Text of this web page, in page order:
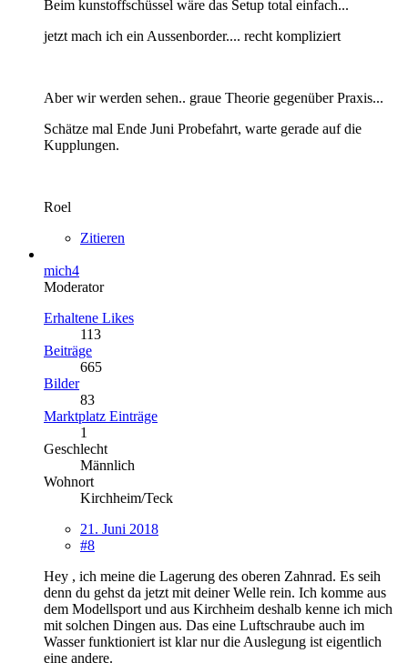
Beim kunstoffschüssel wäre das Setup total einfach...
jetzt mach ich ein Aussenborder.... recht kompliziert
Aber wir werden sehen.. graue Theorie gegenüber Praxis...
Schätze mal Ende Juni Probefahrt, warte gerade auf die
Kupplungen.
Roel
Zitieren
mich4
Moderator
Erhaltene Likes
113
Beiträge
665
Bilder
83
Marktplatz Einträge
1
Geschlecht
Männlich
Wohnort
Kirchheim/Teck
21. Juni 2018
#8
Hey , ich meine die Lagerung des oberen Zahnrad. Es seih
denn du gehst da jetzt mit deiner Welle rein. Ich komme aus
dem Modellsport und aus Kirchheim deshalb kenne ich mich
mit solchen Dingen aus. Das eine Luftschraube auch im
Wasser funktioniert ist klar nur die Auslegung ist eigentlich
eine andere.